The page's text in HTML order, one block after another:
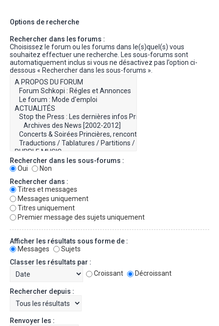
Options de recherche
Rechercher dans les forums :
Choisissez le forum ou les forums dans le(s)quel(s) vous
souhaitez effectuer une recherche. Les sous-forums sont
automatiquement inclus si vous ne désactivez pas l’option ci-
dessous « Rechercher dans les sous-forums ».
Rechercher dans les sous-forums :
Oui
Non
Rechercher dans :
Titres et messages
Messages uniquement
Titres uniquement
Premier message des sujets uniquement
Afficher les résultats sous forme de :
Messages
Sujets
Classer les résultats par :
Croissant
Décroissant
Rechercher depuis :
Renvoyer les :